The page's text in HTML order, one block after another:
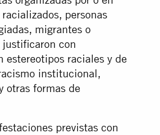
personas
migrantes o
con
estereotipos raciales y de
institucional,
otras formas de
previstas con